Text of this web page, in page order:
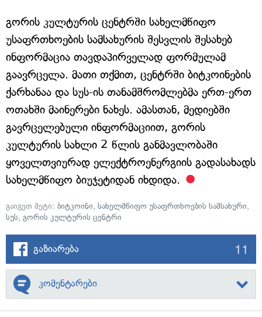
გორის კულტურის ცენტრში სახელმწიფო
უსაფრთხოების სამსახურის შესვლის შესახებ
ინფორმაცია თავდაპირველად ფორმულამ
გაავრცელა. მათი თქმით, ცენტრში ბიტკოინების
ქარხანაა და სუს-ის თანამშრომლებმა ერთ-ერთ
ოთახში მაინერები ნახეს. ამასთან, მედიებში
გავრცელებული ინფორმაციით, გორის
კულტურის სახლი 2 წლის განმავლობაში
ყოველთვიურად ელექტროენერგიის გადასახადს
სახელმწიფო ბიუჯეტიდან იხდიდა.
გაიგეთ მეტი: ბიტკოინი, სახელმწიფო უსაფრთხოების სამსახური,
სუს, გორის კულტურის ცენტრი
გაზიარება 11
კომენტარები